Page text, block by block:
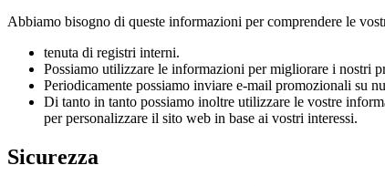
Abbiamo bisogno di queste informazioni per comprendere le
tenuta di registri interni.
Possiamo utilizzare le informazioni per migliorare i nostri
Periodicamente possiamo inviare e-mail promozionali su
Di tanto in tanto possiamo inoltre utilizzare le vostre
per personalizzare il sito web in base ai vostri interessi.
Sicurezza